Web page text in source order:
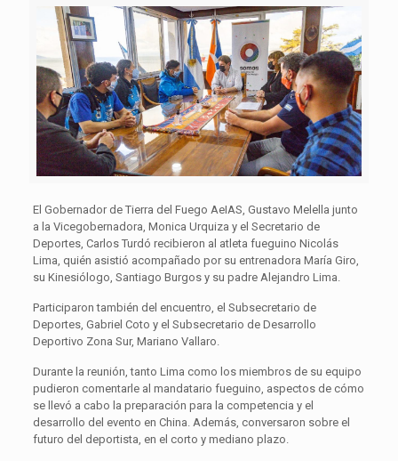
El Gobernador de Tierra del Fuego AeIAS, Gustavo Melella junto
a la Vicegobernadora, Monica Urquiza y el Secretario de
Deportes, Carlos Turdó recibieron al atleta fueguino Nicolás
Lima, quién asistió acompañado por su entrenadora María Giro,
su Kinesiólogo, Santiago Burgos y su padre Alejandro Lima.
Participaron también del encuentro, el Subsecretario de
Deportes, Gabriel Coto y el Subsecretario de Desarrollo
Deportivo Zona Sur, Mariano Vallaro.
Durante la reunión, tanto Lima como los miembros de su equipo
pudieron comentarle al mandatario fueguino, aspectos de cómo
se llevó a cabo la preparación para la competencia y el
desarrollo del evento en China. Además, conversaron sobre el
futuro del deportista, en el corto y mediano plazo.